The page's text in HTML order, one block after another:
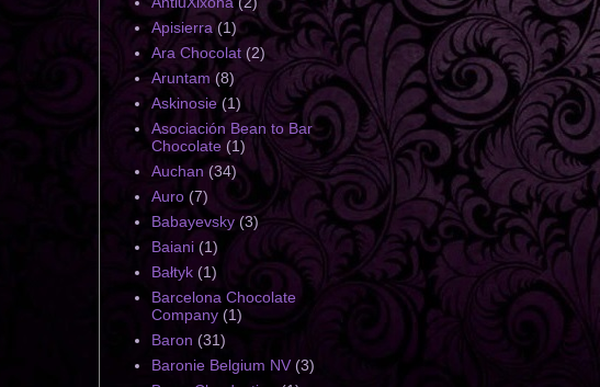
Apisierra (1)
Ara Chocolat (2)
Aruntam (8)
Askinosie (1)
Asociación Bean to Bar
Chocolate (1)
Auchan (34)
Auro (7)
Babayevsky (3)
Baiani (1)
Bałtyk (1)
Barcelona Chocolate
Company (1)
Baron (31)
Baronie Belgium NV (3)